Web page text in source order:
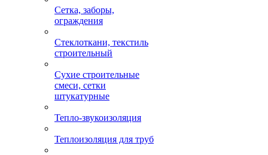
Сетка, заборы,
ограждения
Стеклоткани, текстиль
строительный
Сухие строительные
смеси, сетки
штукатурные
Тепло-звукоизоляция
Теплоизоляция для труб